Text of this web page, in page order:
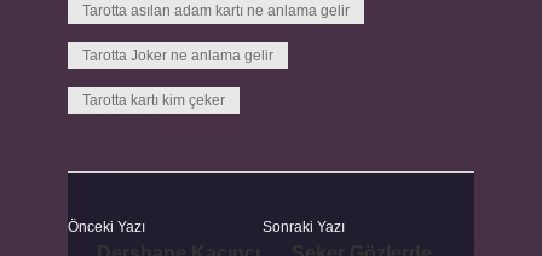
Tarotta asılan adam kartı ne anlama gelir
Tarotta Joker ne anlama gelir
Tarotta kartı kim çeker
Önceki Yazı Sonraki Yazı